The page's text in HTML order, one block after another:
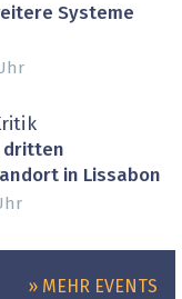
Systeme
dritten
in Lissabon
» MEHR EVENTS